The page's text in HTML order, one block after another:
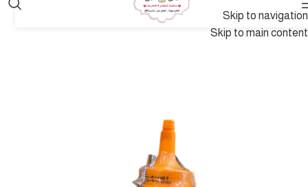
Skip to navigation
Skip to main content